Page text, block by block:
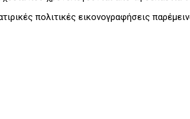
πολιτικές εικονογραφήσεις